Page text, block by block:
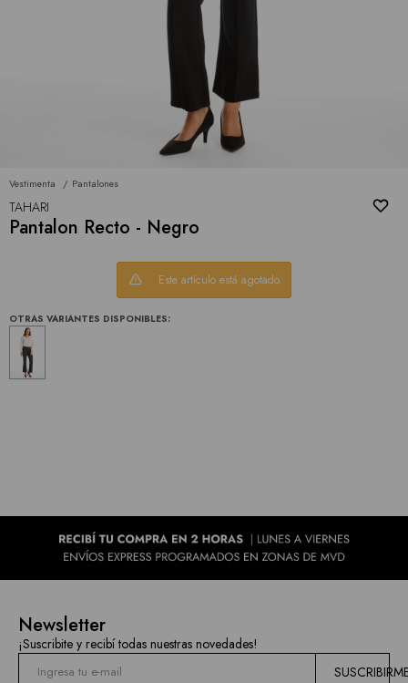
Vestimenta Pantalones
TAHARI
Pantalon Recto - Negro
Este artículo está agotado.
OTRAS VARIANTES DISPONIBLES:
Newsletter
¡Suscribite y recibí todas nuestras novedades!